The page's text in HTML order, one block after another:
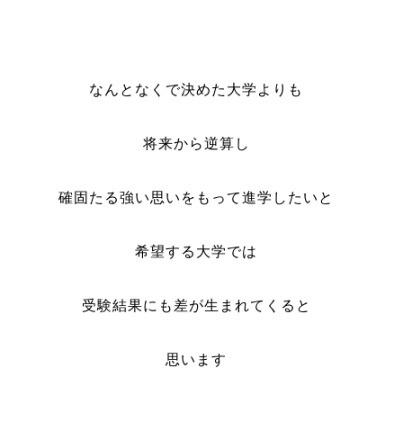
なんとなくで決めた大学よりも
将来から逆算し
確固たる強い思いをもって進学したいと
希望する大学では
受験結果にも差が生まれてくると
思います